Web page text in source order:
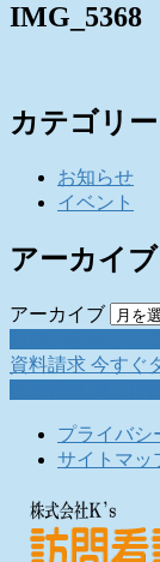
IMG_5368
カテゴリー
お知らせ
イベント
アーカイブ
アーカイブ
資料請求 今すぐ
プライバシ
サイトマッ